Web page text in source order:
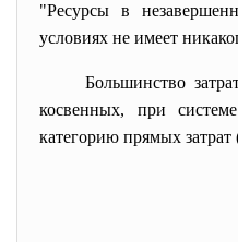
"Ресурсы в
условиях не имеет
Большинство
косвенных, при
категорию прямых затрат